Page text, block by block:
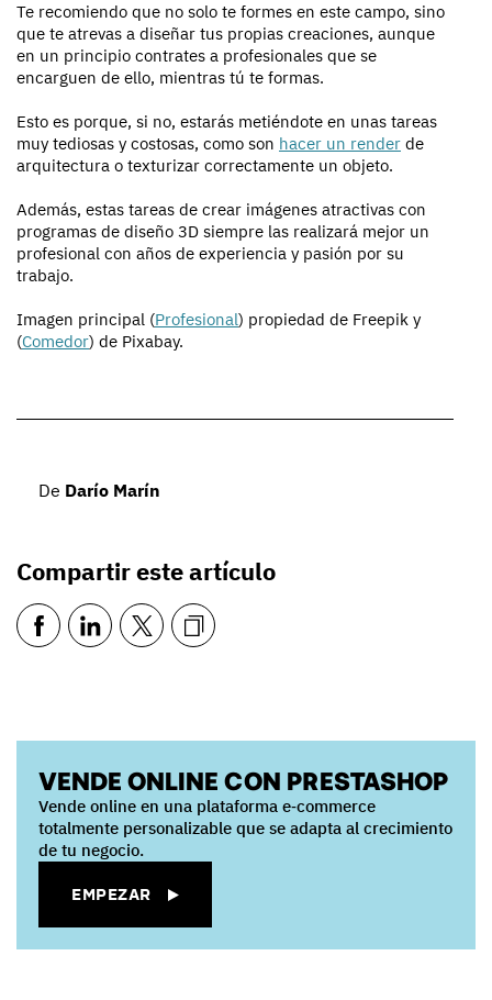
Te recomiendo que no solo te formes en este campo, sino
que te atrevas a diseñar tus propias creaciones, aunque
en un principio contrates a profesionales que se
encarguen de ello, mientras tú te formas.
Esto es porque, si no, estarás metiéndote en unas tareas
muy tediosas y costosas, como son hacer un render de
arquitectura o texturizar correctamente un objeto.
Además, estas tareas de crear imágenes atractivas con
programas de diseño 3D siempre las realizará mejor un
profesional con años de experiencia y pasión por su
trabajo.
Imagen principal (Profesional) propiedad de Freepik y
(Comedor) de Pixabay.
De Darío Marín
Compartir este artículo
VENDE ONLINE CON PRESTASHOP
Vende online en una plataforma e‑commerce
totalmente personalizable que se adapta al crecimiento
de tu negocio.
EMPEZAR